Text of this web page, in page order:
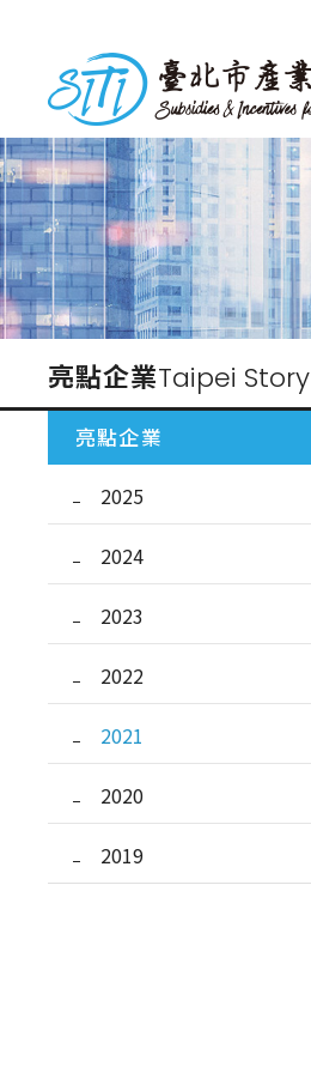
內
容
台北市產業獎勵補助
亮點企業Taipei Story
亮點企業
2025
2024
2023
2022
2021
2020
2019